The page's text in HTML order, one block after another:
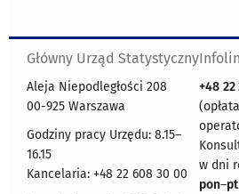
Główny Urząd Statystyczny
Aleja Niepodległości 208
00-925 Warszawa
Godziny pracy Urzędu: 8.15–
16.15
Kancelaria: +48 22 608 30 00
+48 22
w dni
pon–